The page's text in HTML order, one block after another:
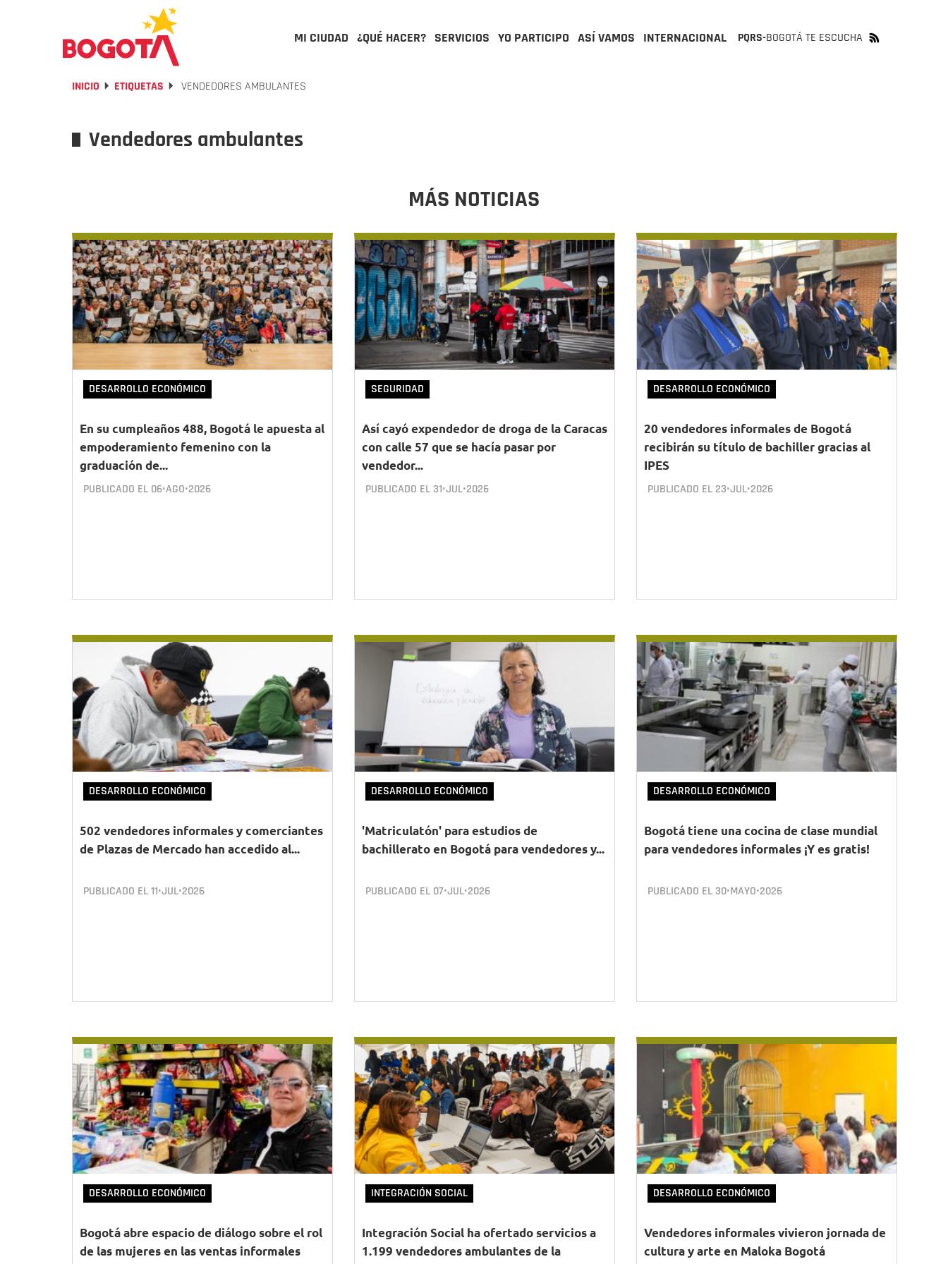
MI CIUDAD ¿QUÉ HACER? SERVICIOS YO PARTICIPO ASÍ VAMOS INTERNACIONAL PQRS-BOGOTÁ TE ESCUCHA
INICIO ETIQUETAS VENDEDORES AMBULANTES
Vendedores ambulantes
MÁS NOTICIAS
DESARROLLO ECONÓMICO
En su cumpleaños 488, Bogotá le apuesta al
empoderamiento femenino con la
graduación de...
PUBLICADO EL 06•AGO•2026
SEGURIDAD
Así cayó expendedor de droga de la Caracas
con calle 57 que se hacía pasar por
vendedor...
PUBLICADO EL 31•JUL•2026
DESARROLLO ECONÓMICO
20 vendedores informales de Bogotá
recibirán su título de bachiller gracias al
IPES
PUBLICADO EL 23•JUL•2026
DESARROLLO ECONÓMICO
502 vendedores informales y comerciantes
de Plazas de Mercado han accedido al...
PUBLICADO EL11•JUL•2026
DESARROLLO ECONÓMICO
'Matriculatón' para estudios de
bachillerato en Bogotá para vendedores y...
PUBLICADO EL 07•JUL•2026
DESARROLLO ECONÓMICO
Bogotá tiene una cocina de clase mundial
para vendedores informales ¡Y es gratis!
PUBLICADO EL 30•MAYO•2026
DESARROLLO ECONÓMICO
Bogotá abre espacio de diálogo sobre el rol
de las mujeres en las ventas informales
INTEGRACIÓN SOCIAL
Integración Social ha ofertado servicios a
1.199 vendedores ambulantes de la
DESARROLLO ECONÓMICO
Vendedores informales vivieron jornada de
cultura y arte en Maloka Bogotá